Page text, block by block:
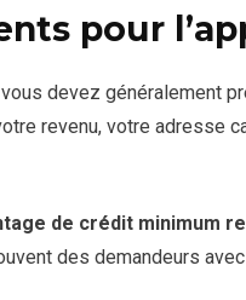
pour
devez généralement
revenu, votre adresse
de crédit minimum
des demandeurs